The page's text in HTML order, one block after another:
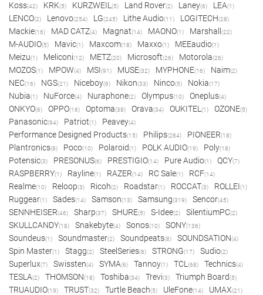
Koss(42) KRK(5) KURZWEIL (5) Land Rover(2) Laney(6) LEA(1)
LENCO(2) Lenovo(254) LG(245) Lithe Audio(11) LOGITECH(28)
Mackie(16) MAD CATZ(4) Magnat(14) MAONO(1) Marshall (22)
M-AUDIO(5) Mavic(1) Maxcom(18) Maxxo(1) MEEaudio(1)
Meizu(1) Meliconi(12) METZ(20) Microsoft(26) Motorola(26)
MOZOS(1) MPOW(4) MSI(91) MUSE(32) MYPHONE(16) Naim(2)
NEC(16) NGS(21) Niceboy(6) Nikon(33) Ninco(5) Nokia(17)
Nubia(1) NuForce(4) Nuraphone(2) Olympus(10) Oneplus(4)
ONKYO(6) OPPO(16) Optoma(38) Orava(34) OUKITEL (1) OZONE(5)
Panasonic(94) Patriot(1) Peavey(4)
Performance Designed Products(15) Philips(284) PIONEER(18)
Plantronics(8) Poco(10) Polaroid(1) POLK AUDIO(19) Poly(18)
Potensic(3) PRESONUS(6) PRESTIGIO(14) Pure Audio(1) QCY(7)
RASPBERRY(1) Rayline(1) RAZER(14) RC Sale(1) RCF(14)
Realme(10) Reloop(3) Ricoh(2) Roadstar(1) ROCCAT(3) ROLLEI(1)
Ruggear(1) Sades(14) Samson(13) Samsung(319) Sencor(45)
SENNHEISER(46) Sharp(37) SHURE(5) S-Idee(2) SilentiumPC(2)
SKULLCANDY(18) Snakebyte(4) Sonos(10) SONY(136)
Soundeus(1) Soundmaster(2) Soundpeats(8) SOUNDSATION(4)
Spin Master(1) Stagg(2) SteelSeries(8) STRONG(17) Sudio(2)
Superlux(7) Swissten(4) SYMA(6) Tannoy(1) TCL (68) Technics(4)
TESLA(2) THOMSON(18) Toshiba(34) Trevi(3) Triumph Board(5)
TRUAUDIO(19) TRUST(32) Turtle Beach(5) UleFone(14) UMAX(21)